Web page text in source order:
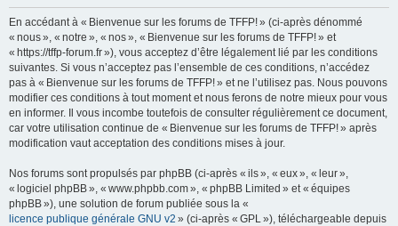
En accédant à « Bienvenue sur les forums de TFFP! » (ci-après dénommé
« nous », « notre », « nos », « Bienvenue sur les forums de TFFP! » et
« https://tffp-forum.fr »), vous acceptez d’être légalement lié par les conditions
suivantes. Si vous n’acceptez pas l’ensemble de ces conditions, n’accédez
pas à « Bienvenue sur les forums de TFFP! » et ne l’utilisez pas. Nous pouvons
modifier ces conditions à tout moment et nous ferons de notre mieux pour vous
en informer. Il vous incombe toutefois de consulter régulièrement ce document,
car votre utilisation continue de « Bienvenue sur les forums de TFFP! » après
modification vaut acceptation des conditions mises à jour.
Nos forums sont propulsés par phpBB (ci-après « ils », « eux », « leur »,
« logiciel phpBB », « www.phpbb.com », « phpBB Limited » et « équipes
phpBB »), une solution de forum publiée sous la «
licence publique générale GNU v2 » (ci-après « GPL »), téléchargeable depuis